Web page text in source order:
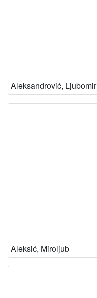
Aleksandrović, Ljubomir
Aleksić, Miroljub